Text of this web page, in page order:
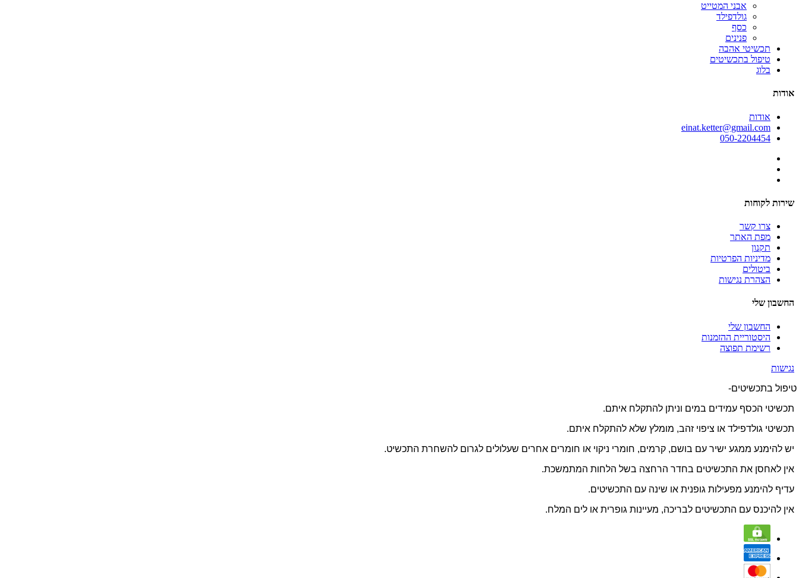
אבני המטייט
גולדפילד
כסף
פנינים
תכשיטי אהבה
טיפול בתכשיטים
בלוג
אודות
אודות
einat.ketter@gmail.com
050-2204454
שירות לקוחות
צרו קשר
מפת האתר
תקנון
מדיניות הפרטיות
ביטולים
הצהרת נגישות
החשבון שלי
החשבון שלי
היסטוריית ההזמנות
רשימת תפוצה
נגישות
טיפול בתכשיטים-
תכשיטי הכסף עמידים במים וניתן להתקלח איתם.
תכשיטי גולדפילד או ציפוי זהב, מומלץ שלא להתקלח איתם.
יש להימנע ממגע ישיר עם בושם, קרמים, חומרי ניקוי או חומרים אחרים שעלולים לגרום להשחרת התכשיט.
אין לאחסן את התכשיטים בחדר הרחצה בשל הלחות המתמשכת.
עדיף להימנע מפעילות גופנית או שינה עם התכשיטים.
אין להיכנס עם התכשיטים לבריכה, מעיינות גופרית או לים המלח.